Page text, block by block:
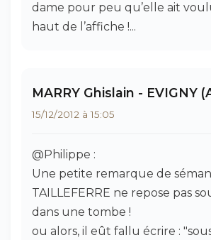
dame pour peu qu’elle ait
haut de l’affiche !...
MARRY Ghislain - EVIGNY
15/12/2012 à 15:05
@Philippe :
Une petite remarque de
TAILLEFERRE ne repose pas
dans une tombe !
ou alors, il eût fallu écrire :